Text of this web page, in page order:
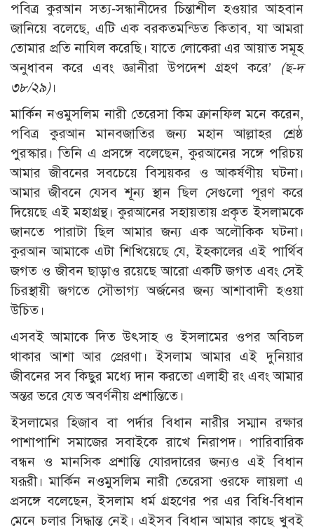
পবিত্র কুরআন সত্য-সন্ধানীদের চিন্তাশীল হওয়ার আহবান
জানিয়ে বলেছে, এটি এক বরকতমন্ডিত কিতাব, যা আমরা
তোমার প্রতি নাযিল করেছি। যাতে লোকেরা এর আয়াত সমূহ
অনুধাবন করে এবং জ্ঞানীরা উপদেশ গ্রহণ করে’ (ছ-দ
৩৮/২৯)।
মার্কিন নওমুসলিম নারী তেরেসা কিম ক্রানফিল মনে করেন,
পবিত্র কুরআন মানবজাতির জন্য মহান আল্লাহর শ্রেষ্ঠ
পুরস্কার। তিনি এ প্রসঙ্গে বলেছেন, কুরআনের সঙ্গে পরিচয়
আমার জীবনের সবচেয়ে বিস্ময়কর ও আকর্ষণীয় ঘটনা।
আমার জীবনে যেসব শূন্য স্থান ছিল সেগুলো পূরণ করে
দিয়েছে এই মহাগ্রন্থ। কুরআনের সহায়তায় প্রকৃত ইসলামকে
জানতে পারাটা ছিল আমার জন্য এক অলৌকিক ঘটনা।
কুরআন আমাকে এটা শিখিয়েছে যে, ইহকালের এই পার্থিব
জগত ও জীবন ছাড়াও রয়েছে আরো একটি জগত এবং সেই
চিরস্থায়ী জগতে সৌভাগ্য অর্জনের জন্য আশাবাদী হওয়া
উচিত।
এসবই আমাকে দিত উৎসাহ ও ইসলামের ওপর অবিচল
থাকার আশা আর প্রেরণা। ইসলাম আমার এই দুনিয়ার
জীবনের সব কিছুর মধ্যে দান করতো এলাহী রং এবং আমার
অন্তর ভরে যেত অবর্ণনীয় প্রশান্তিতে।
ইসলামের হিজাব বা পর্দার বিধান নারীর সম্মান রক্ষার
পাশাপাশি সমাজের সবাইকে রাখে নিরাপদ। পারিবারিক
বন্ধন ও মানসিক প্রশান্তি যোরদারের জন্যও এই বিধান
যরূরী। মার্কিন নওমুসলিম নারী তেরেসা ওরফে লায়লা এ
প্রসঙ্গে বলেছেন, ইসলাম ধর্ম গ্রহণের পর এর বিধি-বিধান
মেনে চলার সিদ্ধান্ত নেই। এইসব বিধান আমার কাছে খুবই